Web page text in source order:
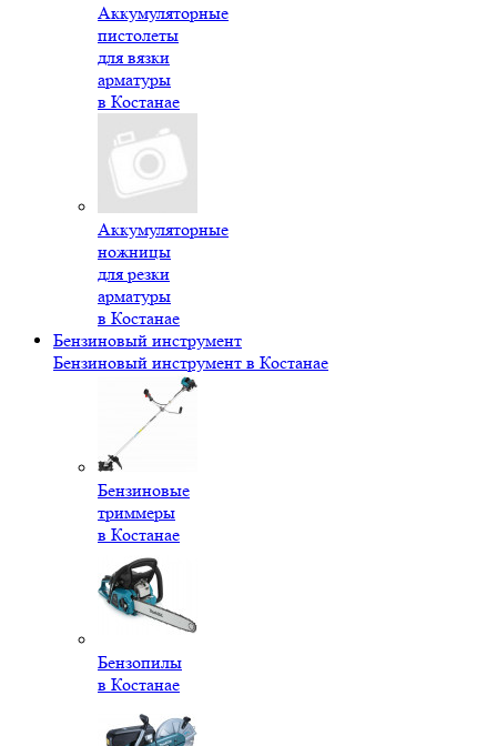
Аккумуляторные
пистолеты
для вязки
арматуры
в Костанае
Аккумуляторные
ножницы
для резки
арматуры
в Костанае
Бензиновый инструмент
Бензиновый инструмент в Костанае
Бензиновые
триммеры
в Костанае
Бензопилы
в Костанае